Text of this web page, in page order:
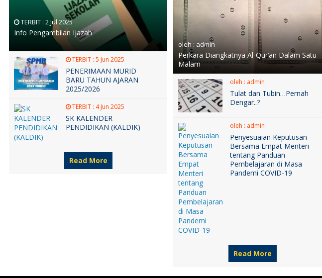
TERBIT : 2 Jul 2025
Info Pengambilan Ijazah
TERBIT :5 Jun 2025
PENERIMAAN MURID
BARU TAHUN AJARAN
2025/2026
TERBIT : 4 Jun 2025
SK KALENDER
PENDIDIKAN (KALDIK)
Read More
oleh : admin
Perkara Diangkatnya Al-Qur’an Dalam Satu
Malam
oleh : admin
Tulat dan Tubin…Pernah
Dengar..?
oleh : admin
Penyesuaian Keputusan
Bersama Empat Menteri
tentang Panduan
Pembelajaran di Masa
Pandemi COVID-19
Read More